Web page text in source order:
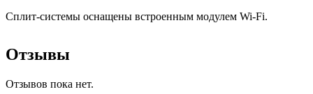
Сплит-системы оснащены встроенным модулем Wi-Fi.
Отзывы
Отзывов пока нет.